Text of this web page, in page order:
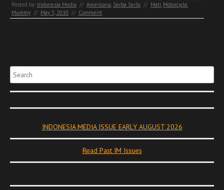
Posted by: Indonesia Media // Americana, Serba Serbi // Mati, Motorcycle,
Mummy // May 3, 2010 // Comment
Search
INDONESIA MEDIA ISSUE EARLY AUGUST 2026
Read Past IM Issues